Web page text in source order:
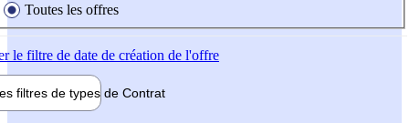
Toutes les offres
le filtre de date de création de l'offre
filtres de types de Contrat